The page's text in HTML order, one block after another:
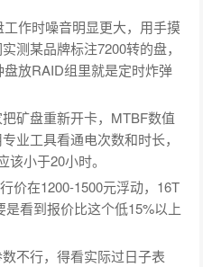
作时噪音明显更大，用手摸
测某品牌标注7200转的盘，
放RAID组里就是定时炸弹
矿盘重新开卡，MTBF数值
业工具看通电次数和时长，
小于20小时。
价在1200-1500元浮动，16T
看到报价比这个低15%以上
不行，得看实际过日子表